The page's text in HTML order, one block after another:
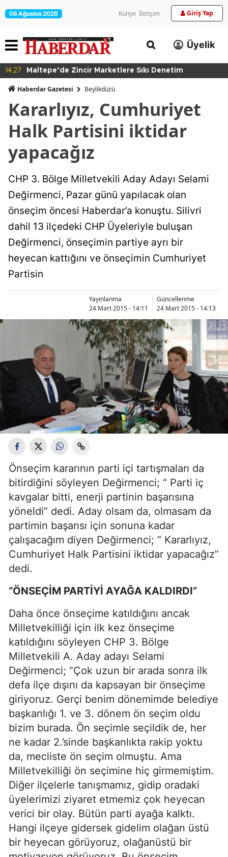
08 Ağustos 2026 Künye İletişim Giriş Yap
Üyelik
14:27 Maltepe’de Zincir Marketlere Sıkı Denetim
Haberdar Gazetesi Beylikdüzü
Kararlıyız, Cumhuriyet
Halk Partisini iktidar
yapacağız
CHP 3. Bölge Milletvekili Aday Adayı Selami
Değirmenci, Pazar günü yapılacak olan
önseçim öncesi Haberdar’a konuştu. Silivri
dahil 13 ilçedeki CHP Üyeleriyle buluşan
Değirmenci, önseçimin partiye ayrı bir
heyecan kattığını ve önseçimin Cumhuriyet
Partisin
Yayınlanma
24 Mart 2015 - 14:11
Güncellenme
24 Mart 2015 - 14:13
Önseçim kararının parti içi tartışmaları da
bitirdiğini söyleyen Değirmenci; “ Parti iç
kavgalar bitti, enerji partinin başarısına
yöneldi” dedi. Aday olsam da, olmasam da
partimin başarısı için sonuna kadar
çalışacağım diyen Değirmenci; “ Kararlıyız,
Cumhuriyet Halk Partisini iktidar yapacağız”
dedi.
“ÖNSEÇİM PARTİYİ AYAĞA KALDIRDI”
Daha önce önseçime katıldığını ancak
Milletvekilliği için ilk kez önseçime
katıldığını söyleyen CHP 3. Bölge
Milletvekili A. Aday adayı Selami
Değirmenci; “Çok uzun bir arada sonra ilk
defa ilçe dışını da kapsayan bir önseçime
giriyoruz. Gerçi benim dönemimde belediye
başkanlığı 1. ve 3. dönem ön seçim oldu
bizim burada. Ön seçimle seçildik de, her
ne kadar 2.’sinde başkanlıkta rakip yoktu
da, mecliste ön seçim olmuştu. Ama
Milletvekilliği ön seçimine hiç girmemiştim.
Diğer ilçelerle tanışmamız, gidip oradaki
üyelerimizi ziyaret etmemiz çok heyecan
verici bir olay. Bütün parti ayağa kalktı.
Hangi ilçeye gidersek gidelim olağan üstü
bir heyecan görüyoruz, olağanüstü bir